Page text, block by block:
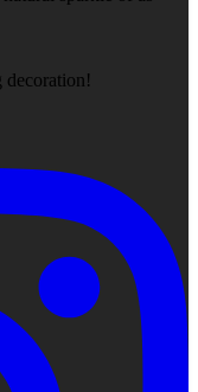
decoration!